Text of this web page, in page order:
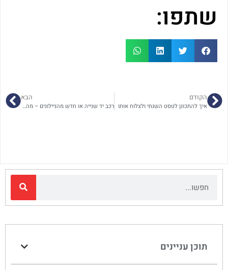
תוכן עניינים
שתפו:
הקודם
איך להתכונן לטסט השנתי ולצלוח אותו
הבא
רכב יד שנייה או חדש מהניילונים – מה כדאי לך באמת?